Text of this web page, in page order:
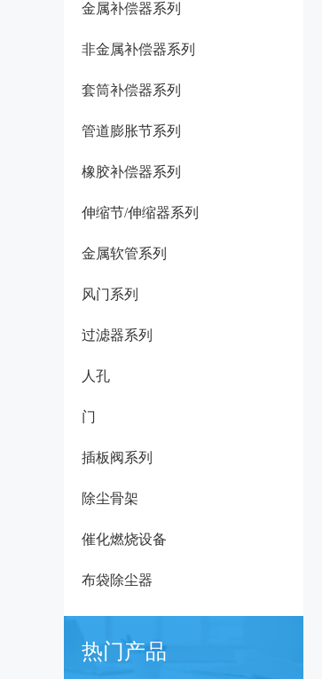
金属补偿器系列
非金属补偿器系列
套筒补偿器系列
管道膨胀节系列
橡胶补偿器系列
伸缩节/伸缩器系列
金属软管系列
风门系列
过滤器系列
人孔
门
插板阀系列
除尘骨架
催化燃烧设备
布袋除尘器
热门产品